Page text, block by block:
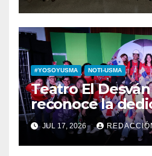
#YOSOYUSMA NOTI-USMA
Teatro El
reconoce la
sus estudiantes
aniversario
JUL 17, 2026